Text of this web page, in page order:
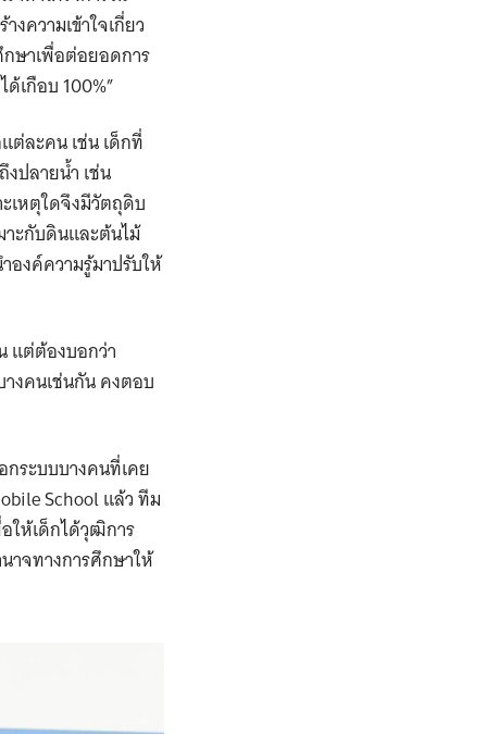
ความเข้าใจเกี่ยว
ษาเพื่อต่อยอดการ
เกือบ 100%”
ต่ละคน เช่น เด็กที่
ปลายน้ำ เช่น
เหตุใดจึงมีวัตถุดิบ
าะกับดินและต้นไม้
องค์ความรู้มาปรับให้
แต่ต้องบอกว่า
งคนเช่นกัน คงตอบ
กระบบบางคนที่เคย
School แล้ว ทีม
ให้เด็กได้วุฒิการ
จทางการศึกษาให้